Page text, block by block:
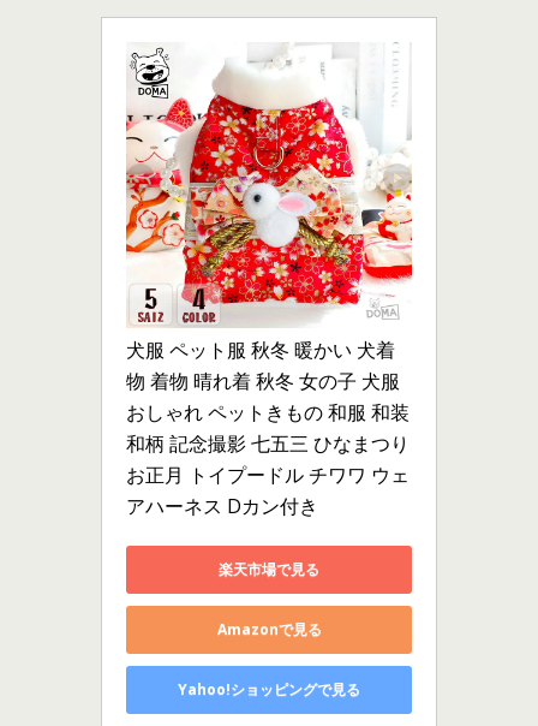
犬服 ペット服 秋冬 暖かい 犬着
物 着物 晴れ着 秋冬 女の子 犬服
おしゃれ ペットきもの 和服 和装
和柄 記念撮影 七五三 ひなまつり
お正月 トイプードル チワワ ウェ
アハーネス Dカン付き
楽天市場で見る
Amazonで見る
Yahoo!ショッピングで見る